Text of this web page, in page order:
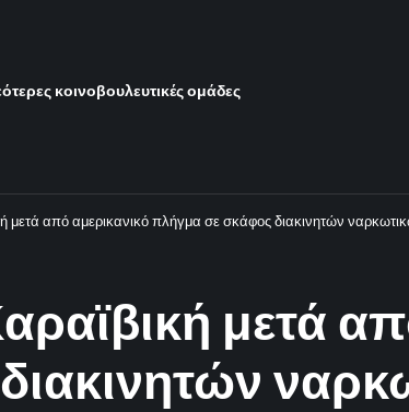
κοινοβουλευτικές ομάδες
μετά από αμερικανικό πλήγμα σε σκάφος διακινητών
μετά